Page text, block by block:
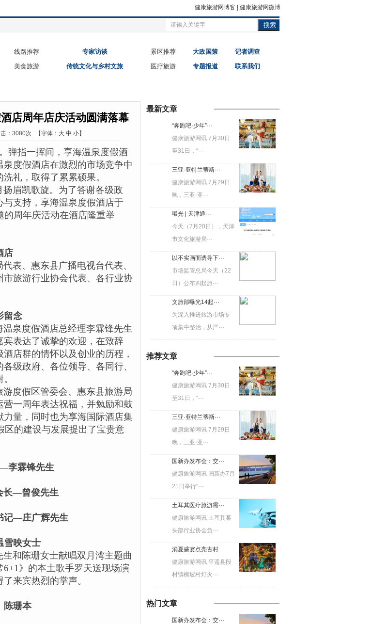
健康旅游网博客 健康旅游网微博
搜索
线路推荐 专家访谈 景区推荐 大政国策
记者调查
美食旅游 传统文化与乡村文旅 医疗旅游 专题报道 联系我们
店周年店庆活动圆满落幕
：3080次 【字体： 大 中 小】
弹指一挥间，享海温泉度假酒
度假酒店在激烈的市场竞争中
礼，取得了累累硕果。
眉凯歌旋。为了答谢各级政
支持，享海温泉度假酒店于
的周年庆活动在酒店隆重举
店
表、惠东县广播电视台代表、
旅游行业协会代表、各行业协
留念
泉度假酒店总经理李霖锋先生
表达了诚挚的欢迎，在致辞
店群的情怀以及创业的历程，
级政府、各位领导、各同行、
度假区管委会、惠东县旅游局
一周年表达祝福，并勉励和鼓
量，同时也为享海国际酒店集
区的建设与发展提出了宝贵意
李霖锋先生
长—曾俊先生
记—庄广辉先生
映女士
和陈珊女士献唱双月湾主题曲
6+1 》的本土歌手罗天送现场演
来宾热烈的掌声。
陈珊本
最新文章
“奔跑吧·少年”···
健康旅游网讯 7月30日
至31日，“···
三亚·亚特兰蒂斯···
健康旅游网讯 7月29日
晚，三亚·亚···
曝光 | 天津通···
今天（7月20日），天津
市文化旅游局···
以不实画面诱导下···
市场监管总局今天（22
日）公布四起旅···
文旅部曝光14起···
为深入推进旅游市场专
项集中整治，从严···
推荐文章
“奔跑吧·少年”···
健康旅游网讯 7月30日
至31日，“···
三亚·亚特兰蒂斯···
健康旅游网讯 7月29日
晚，三亚·亚···
国新办发布会：交···
健康旅游网讯 国新办7月
21日举行“···
土耳其医疗旅游需···
健康旅游网讯 土耳其某
头部行业协会负···
消夏盛宴点亮古村
健康旅游网讯 平遥县段
村镇横坡村灯火···
热门文章
国新办发布会：交···